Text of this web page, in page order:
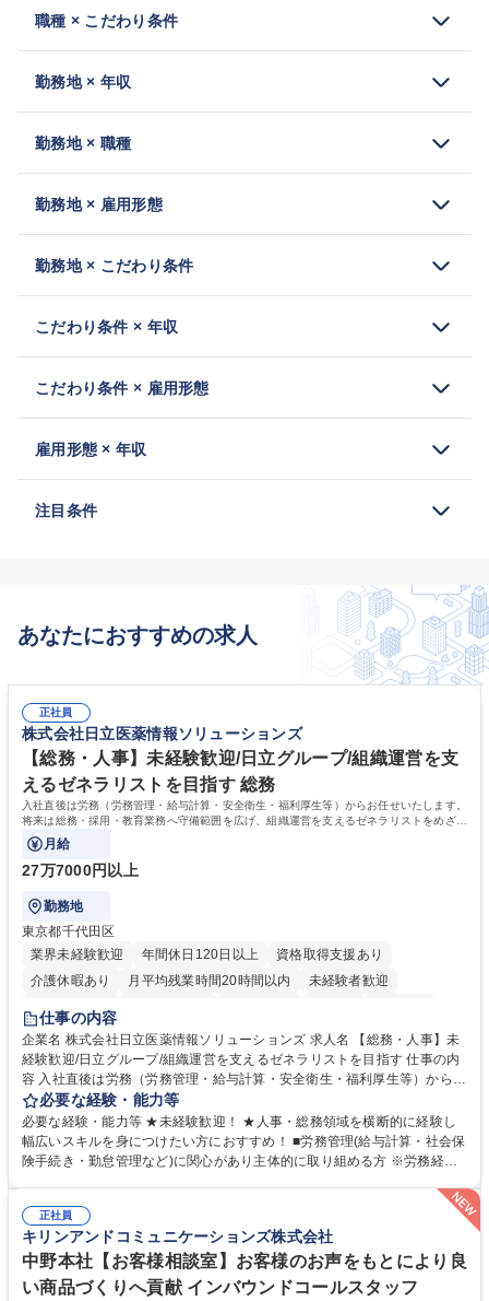
職種 × こだわり条件
勤務地 × 年収
勤務地 × 職種
勤務地 × 雇用形態
勤務地 × こだわり条件
こだわり条件 × 年収
こだわり条件 × 雇用形態
雇用形態 × 年収
注目条件
あなたにおすすめの求人
正社員
株式会社日立医薬情報ソリューションズ
【総務・人事】未経験歓迎/日立グループ/組織運営を支
えるゼネラリストを目指す 総務
入社直後は労務（労務管理・給与計算・安全衛生・福利厚生等）からお任せいたします。
将来は総務・採用・教育業務へ守備範囲を広げ、組織運営を支えるゼネラリストをめざせ
ます。
月給
27万7000円以上
勤務地
東京都千代田区
業界未経験歓迎
年間休日120日以上
資格取得支援あり
介護休暇あり
月平均残業時間20時間以内
未経験者歓迎
住宅手当あり
育休あり
完全週休2日制 交通費支給 土日祝休み 寮・社宅あり
仕事の内容
企業名 株式会社日立医薬情報ソリューションズ 求人名 【総務・人事】未
経験歓迎/日立グループ/組織運営を支えるゼネラリストを目指す 仕事の内
容 入社直後は労務（労務管理・給与計算・安全衛生・福利厚生等）からお
任せいたします。将来は総務・採用・教育業務へ守備範囲を広げ、組織運
営を支えるゼネラリストをめざせます。 ・初期業務：労働時間管理、給与
計算、社会保険対応、福利厚生管理、安全衛生、健康経営推進等をお任せ
します。ご経験に応じて、休職者管理など、幅広く経験を積んでいただき
★メンバーがマンツーマンで丁寧に教えるため、ご経験が浅くても安心！
幅広く経験を積みたい意欲がある方に最適な環境です。 募集職種 【総
務・人事】未経験歓迎/日立グループ/組織運営を支えるゼネラリストを目
指す
必要な経験・能力等
必要な経験・能力等 ★未経験歓迎！ ★人事・総務領域を横断的に経験し
幅広いスキルを身につけたい方におすすめ！ ■労務管理(給与計算・社会保
険手続き・勤怠管理など)に関心があり主体的に取り組める方 ※労務経験
マネジメント職として活躍したい 【尚可】■人事、労務、採用、教育業務
のご経験 ■労務管理（給与計算・社会保険手続き・勤怠管理など）の経験
■衛生管理者の資格をお持ちの方 学歴・資格 学歴：大学院 大学 高専 短大
専修学校 高校 語学力： 資格：
正社員
キリンアンドコミュニケーションズ株式会社
中野本社【お客様相談室】お客様のお声をもとにより良
い商品づくりへ貢献 インバウンドコールスタッフ